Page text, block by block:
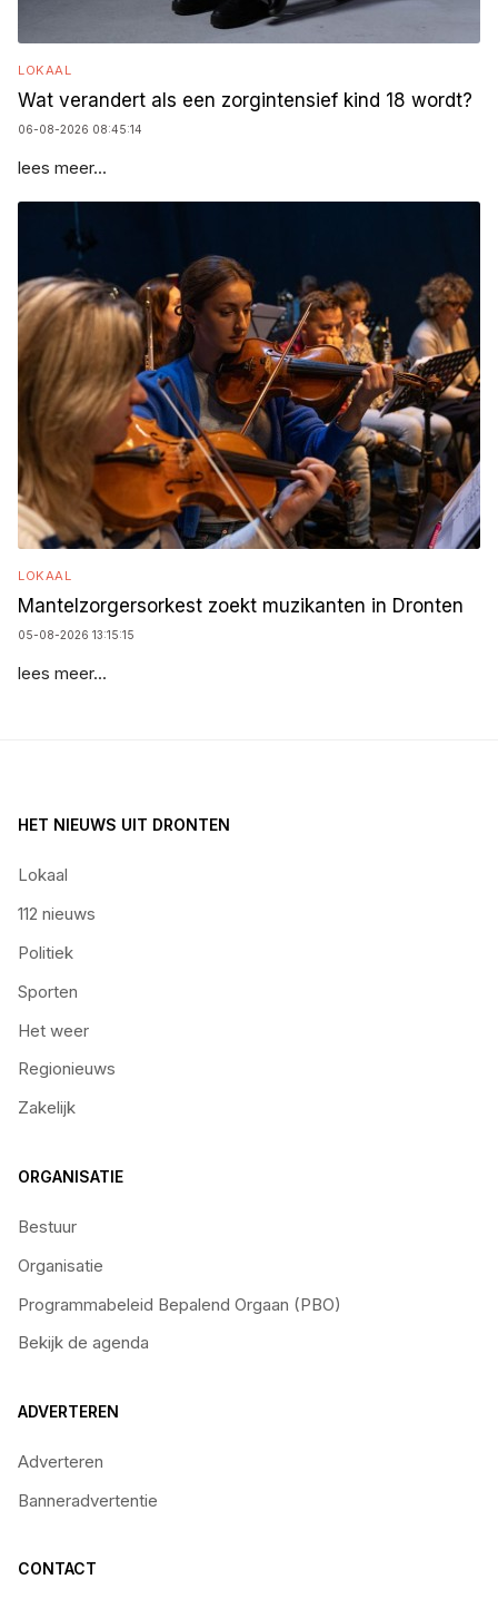
LOKAAL
Wat verandert als een zorgintensief kind 18 wordt?
06-08-2026 08:45:14
lees meer...
LOKAAL
Mantelzorgersorkest zoekt muzikanten in Dronten
05-08-2026 13:15:15
lees meer...
HET NIEUWS UIT DRONTEN
Lokaal
112 nieuws
Politiek
Sporten
Het weer
Regionieuws
Zakelijk
ORGANISATIE
Bestuur
Organisatie
Programmabeleid Bepalend Orgaan (PBO)
Bekijk de agenda
ADVERTEREN
Adverteren
Banneradvertentie
CONTACT